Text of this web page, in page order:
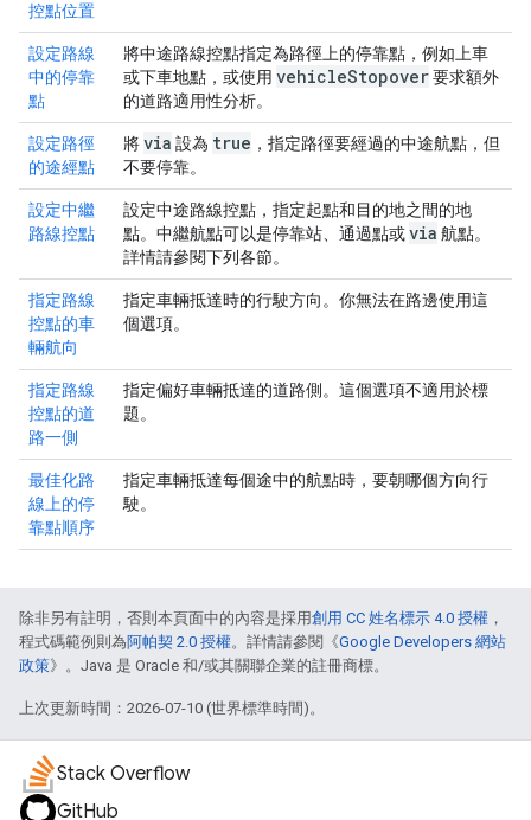
控點位置
設定路線
中的停靠
點
將中途路線控點指定為路徑上的停靠點，例如上車
或下車地點，或使用 vehicleStopover要求額外
的道路適用性分析。
設定路徑
的途經點
將via 設為 true ，指定路徑要經過的中途航點，但
不要停靠。
設定中繼
路線控點
設定中途路線控點，指定起點和目的地之間的地
點。中繼航點可以是停靠站、通過點或via 航點。
詳情請參閱下列各節。
指定路線
控點的車
輛航向
指定車輛抵達時的行駛方向。你無法在路邊使用這
個選項。
指定路線
控點的道
路一側
指定偏好車輛抵達的道路側。這個選項不適用於標
題。
最佳化路
線上的停
靠點順序
指定車輛抵達每個途中的航點時，要朝哪個方向行
駛。
除非另有註明，否則本頁面中的內容是採用創用 CC 姓名標示 4.0 授權 ，
程式碼範例則為阿帕契 2.0 授權。詳情請參閱《Google Developers 網站
政策》。Java 是 Oracle 和/或其關聯企業的註冊商標。
上次更新時間：2026-07-10 (世界標準時間)。
Stack Overflow
GitHub